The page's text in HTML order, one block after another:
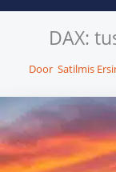
DAX:
Door Satilmis